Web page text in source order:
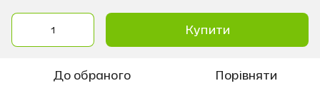
Купити
До обраного Порівняти